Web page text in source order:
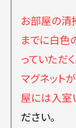
お部屋の清
までに白色
っていただ
マグネット
屋には入室
ださい。